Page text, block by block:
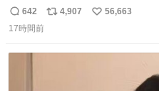
のベンチプレス持ち上げる姿
news.livedoor.com/article/detail… 元々自重の
のためおにぎり10個、ゼリ
千kcalオーバーの食事を摂
返
信
642
リ
4,907
い
56,663
17時間前